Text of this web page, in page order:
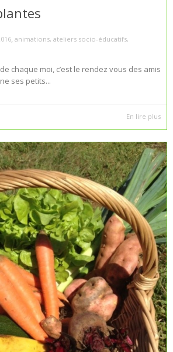
, animations, ateliers socio-éducatifs,
chaque moi, c’est le rendez vous des amis
ses petits...
En lire plus